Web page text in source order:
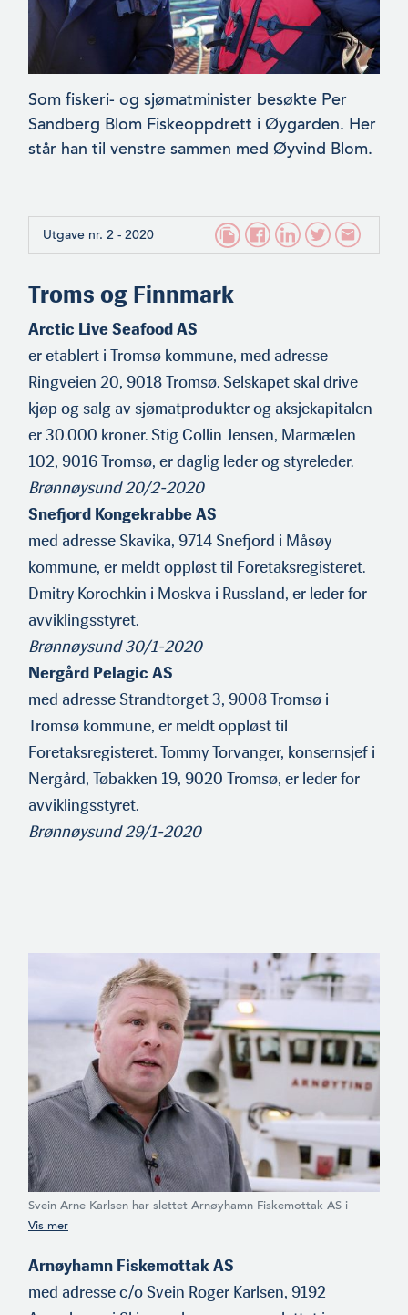
Som fiskeri- og sjømatminister besøkte Per
Sandberg Blom Fiskeop­pdrett i Øygarden. Her
står han til venstre sammen med Øyvind Blom.
Utgave nr. 2 - 2020
Troms og Finnmark
Arctic Live Seafood AS
er etablert i Tromsø kommune, med adresse
Ringveien 20, 9018 Tromsø. Selskapet skal drive
kjøp og salg av sjømatprodukter og aksjekapitalen
er 30.000 kroner. Stig Collin Jensen, Marmælen
102, 9016 Tromsø, er daglig leder og styreleder.
Brønnøysund 20/2-2020
Snefjord Kongekrabbe AS
med adresse Skavika, 9714 Snefjord i Måsøy
kommune, er meldt oppløst til Foretaksregisteret.
Dmitry Korochkin i Moskva i Russland, er leder for
avviklingsstyret.
Brønnøysund 30/1-2020
Nergård Pelagic AS
med adresse Strandtorget 3, 9008 Tromsø i
Tromsø kommune, er meldt oppløst til
Foretaksregisteret. Tommy Torvanger, konserns­jef i
Nergård, Tøbakken 19, 9020 Tromsø, er leder for
avviklings­styret.
Brønnøysund 29/1-2020
Svein Arne Karlsen har slettet Arnøyhamn Fiskemottak AS i
Arnøyhamn i Skjervøy kommune etter at han fusjonerte
Arnøyhamn Fiskemottak AS
med adresse c/o Svein Roger Karlsen, 9192